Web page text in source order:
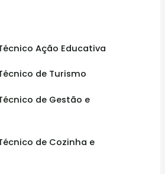
Ação Educativa
de Turismo
de Gestão e
de Cozinha e